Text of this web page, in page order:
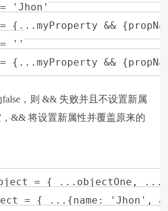
'Jhon'
{...myProperty &&
= ''
= {...myProperty &&
false，则 && 失败并且不设置新属
&& 将设置新属性并覆盖原来的
= { ...objectOne,
= { ...{name: